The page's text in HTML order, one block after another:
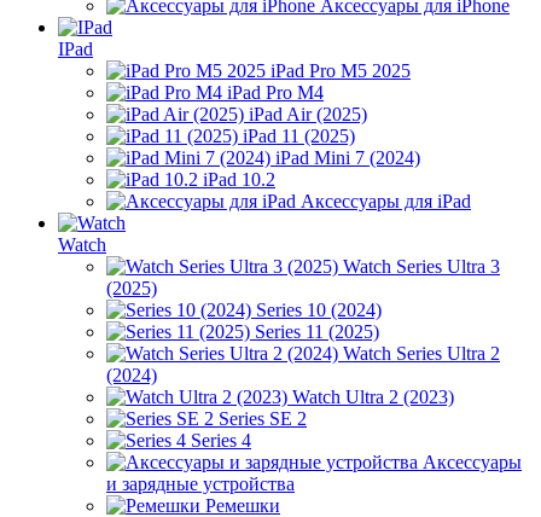
Аксессуары для iPhone
IPad
iPad Pro M5 2025
iPad Pro M4
iPad Air (2025)
iPad 11 (2025)
iPad Mini 7 (2024)
iPad 10.2
Аксессуары для iPad
Watch
Watch Series Ultra 3
(2025)
Series 10 (2024)
Series 11 (2025)
Watch Series Ultra 2
(2024)
Watch Ultra 2 (2023)
Series SE 2
Series 4
Аксессуары
и зарядные устройства
Ремешки